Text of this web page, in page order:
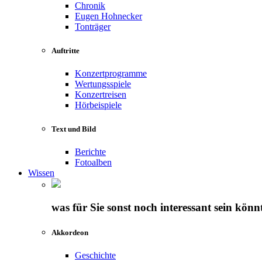
Chronik
Eugen Hohnecker
Tonträger
Auftritte
Konzertprogramme
Wertungsspiele
Konzertreisen
Hörbeispiele
Text und Bild
Berichte
Fotoalben
Wissen
was für Sie sonst noch interessant sein
Akkordeon
Geschichte